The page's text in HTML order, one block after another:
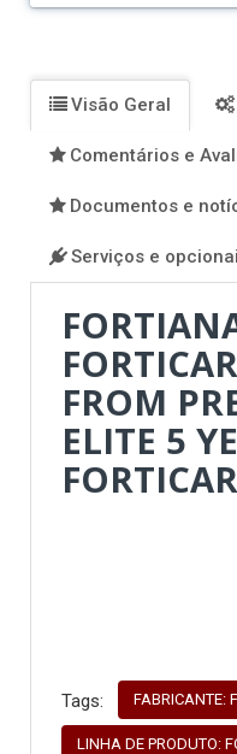
Visão Geral
Comentários e
Documentos e
Serviços e
FROM
ELITE 5
Tags: FABRICANTE:
LINHA DE PRODUTO: